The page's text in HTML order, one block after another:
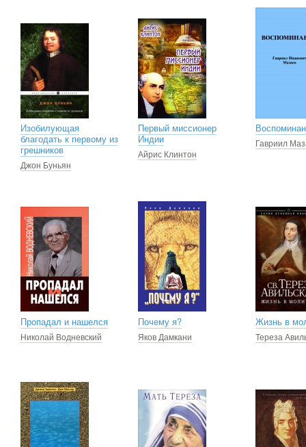
Изобилующая
благодать к первому из
грешников
Джон Буньян
Первый миссионер
Индии
Айрис Клинтон
Гавриил
Пропадал и нашелся
Николай Водневский
Почему я?
Яков Дамкани
Жизнь в
Тереза